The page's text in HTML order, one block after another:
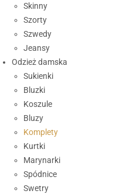
Skinny
Szorty
Szwedy
Jeansy
Odzież damska
Sukienki
Bluzki
Koszule
Bluzy
Komplety
Kurtki
Marynarki
Spódnice
Swetry